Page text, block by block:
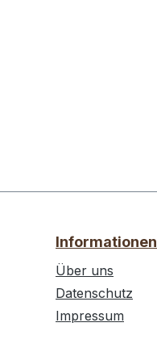
Informationen
Über uns
Datenschutz
Impressum